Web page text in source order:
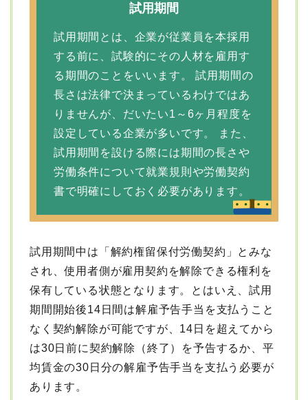
試用期間
試用期間とは、企業が従業員を本採用
する前に、試験的にその人材を雇用す
る期間のことをいいます。 試用期間の
長さは法律で決まっているわけではあ
りませんが、だいたい1～6ヶ月程度を
設定している企業が多いです。 また、
試用期間を設ける際には期間の長さや
労働条件について就業規則や労働契約
書で明確にしておく必要があります。
試用期間中は「解約権留保付労働契約」とみな
され、使用者側が雇用契約を解除できる権利を
保有している状態となります。とはいえ、試用
期間開始後14日間は解雇予告手当を支払うこと
なく契約解除が可能ですが、14日を超えてから
は30日前に契約解除（終了）を予告するか、平
均賃金の30日分の解雇予告手当を支払う必要が
あります。